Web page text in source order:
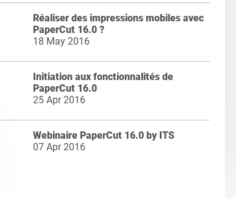
Réaliser des impressions mobiles avec
PaperCut 16.0 ?
18 May 2016
Initiation aux fonctionnalités de
PaperCut 16.0
25 Apr 2016
Webinaire PaperCut 16.0 by ITS
07 Apr 2016